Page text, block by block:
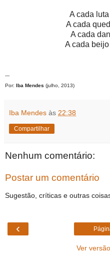
A cada
A cada
A cada
A cada
---
Por: Iba Mendes (julho, 2013)
Iba Mendes às 22:38
Compartilhar
Nenhum comentário:
Postar um comentário
Sugestão, críticas e outras
‹
Ver